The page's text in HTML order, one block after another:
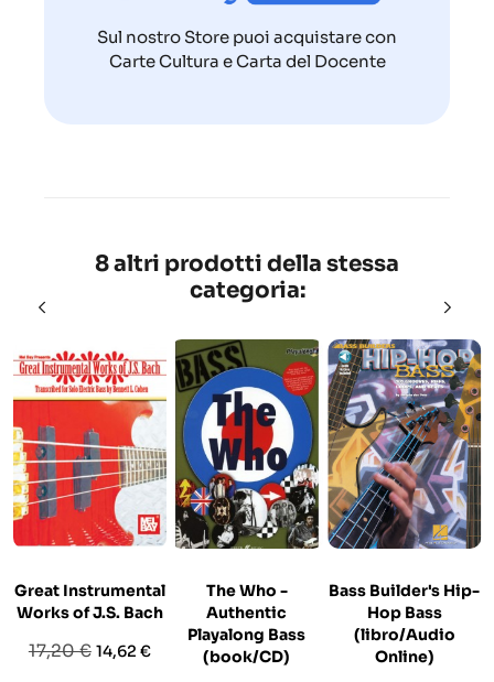
Sul nostro Store puoi acquistare con
Carte Cultura e Carta del Docente
8 altri prodotti della stessa
categoria:
Great Instrumental
Works of J.S. Bach
Prezzo
17,20 € Prezzo
14,62 €
The Who -
Authentic
Playalong Bass
(book/CD)
Bass Builder's Hip-
Hop Bass
(libro/Audio
Online)